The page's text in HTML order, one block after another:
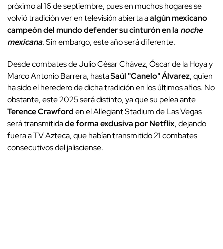
próximo al 16 de septiembre, pues en muchos hogares se
volvió tradición ver en televisión abierta aalgún mexicano
campeón del mundo defender su cinturón en la noche
mexicana. Sin embargo, este año será diferente.
Desde combates de Julio César Chávez, Óscar de la Hoya y
Marco Antonio Barrera, hastaSaúl "Canelo" Álvarez, quien
ha sido el heredero de dicha tradición en los últimos años. No
obstante, este 2025 será distinto, ya que su pelea ante
Terence Crawforden el Allegiant Stadium de Las Vegas
será transmitidade forma exclusiva por Netflix, dejando
fuera a TV Azteca, que habían transmitido 21 combates
consecutivos del jalisciense.